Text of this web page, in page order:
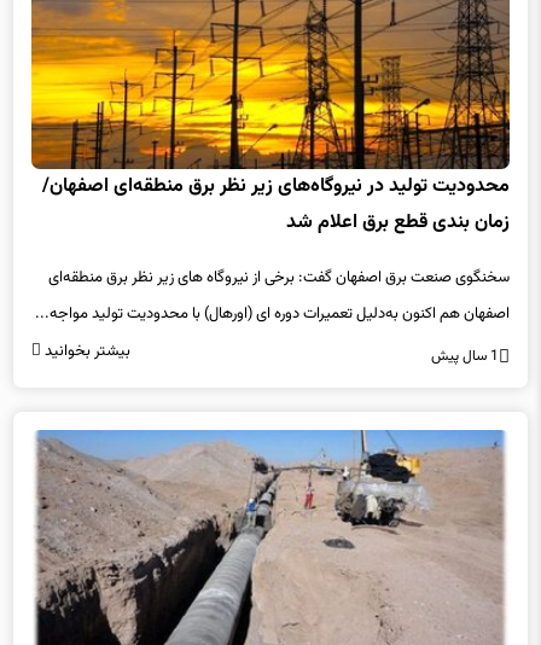
محدودیت تولید در نیروگاه‌های زیر نظر برق منطقه‌ای اصفهان/
زمان بندی قطع برق اعلام شد
سخنگوی صنعت برق اصفهان گفت: برخی از نیروگاه های زیر نظر برق منطقه‌ای
اصفهان هم اکنون به‌دلیل تعمیرات دوره ای (اورهال) با محدودیت تولید مواجه...
1 سال پیش بیشتر بخوانید